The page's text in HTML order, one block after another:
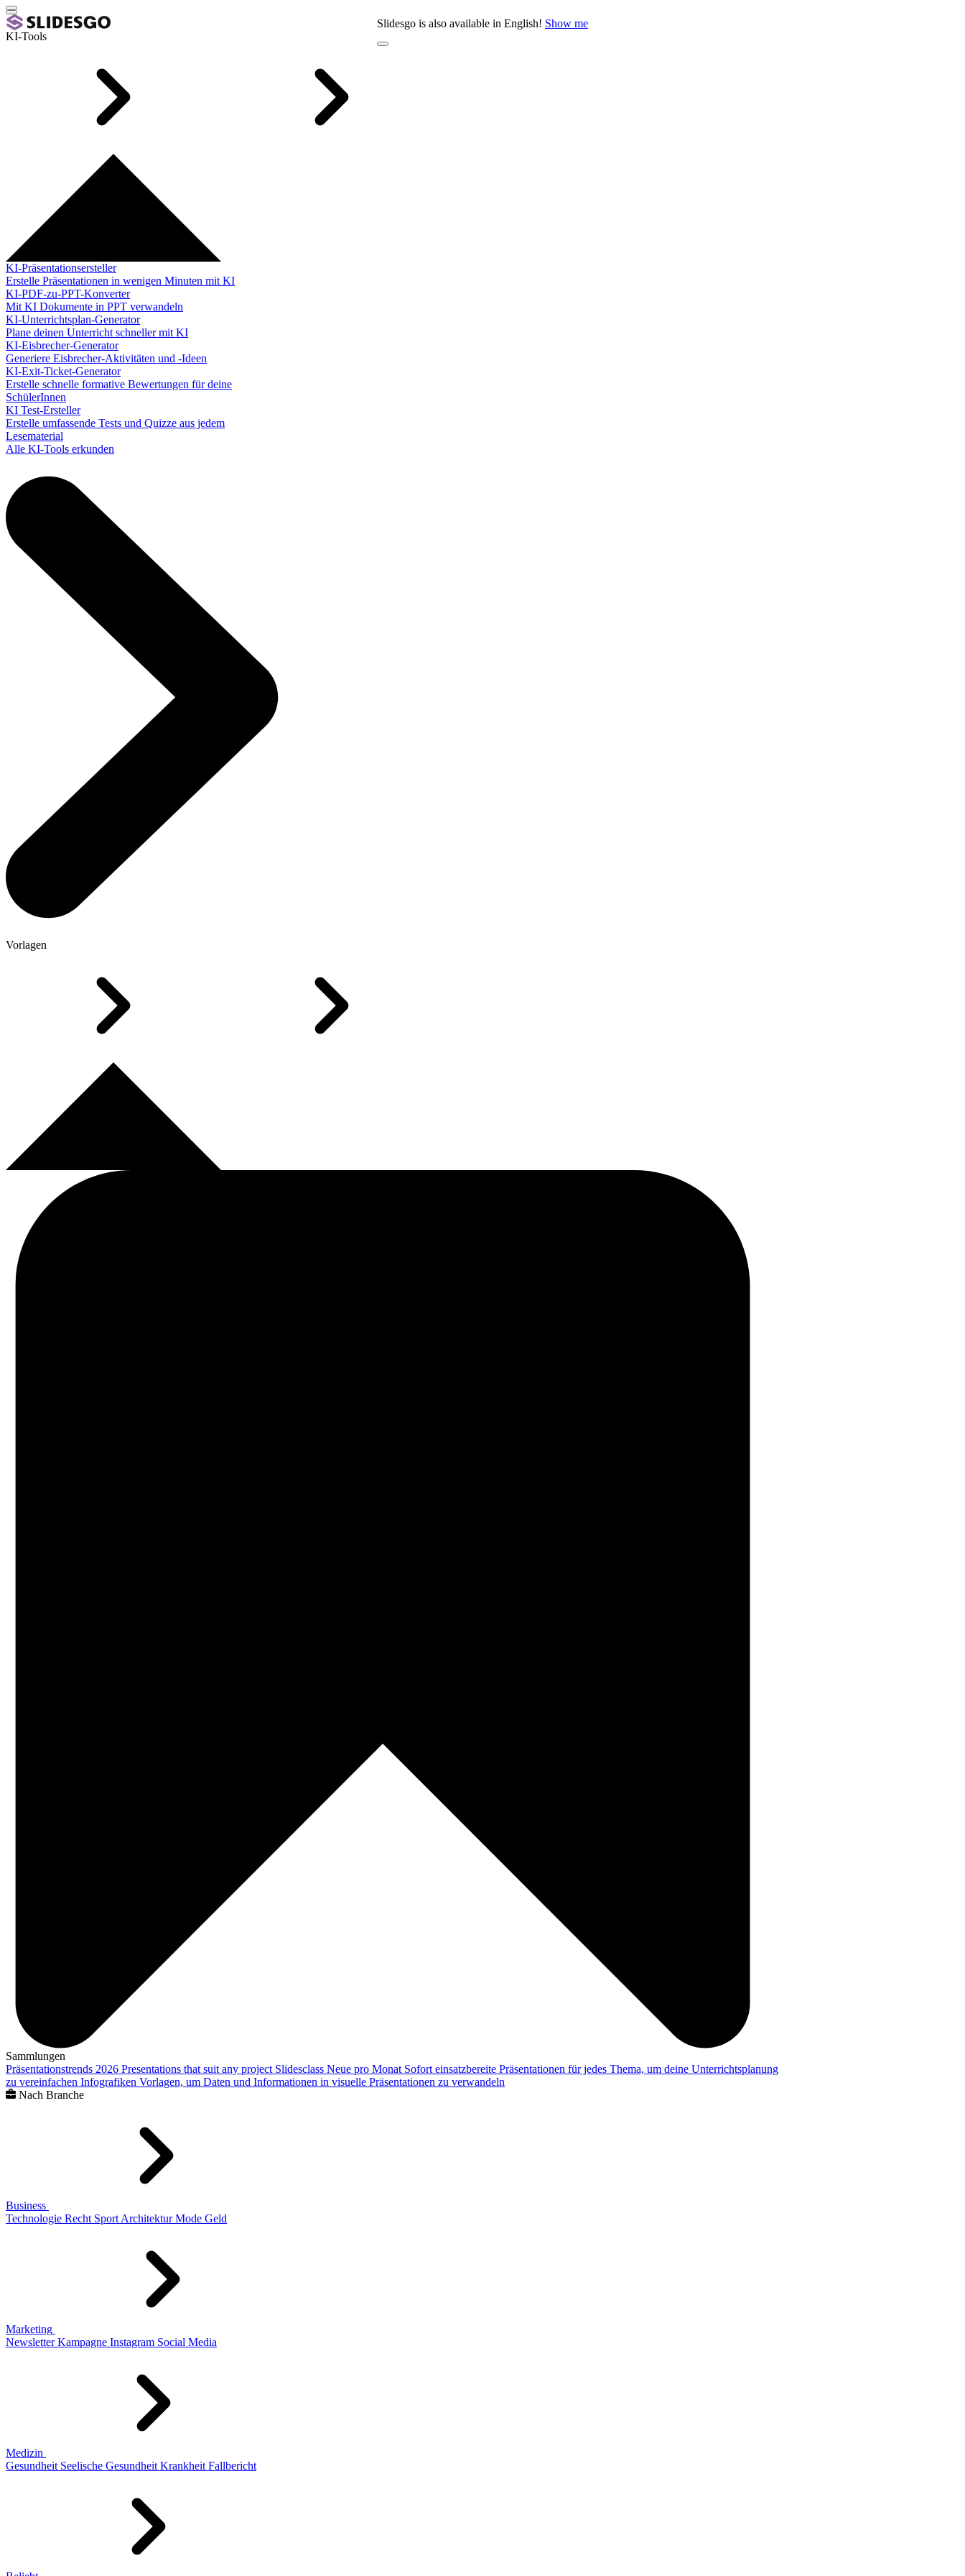
Slidesgo is also available in English! Show me
KI-Tools
KI-Präsentationsersteller
Erstelle Präsentationen in wenigen Minuten mit KI
KI-PDF-zu-PPT-Konverter
Mit KI Dokumente in PPT verwandeln
KI-Unterrichtsplan-Generator
Plane deinen Unterricht schneller mit KI
KI-Eisbrecher-Generator
Generiere Eisbrecher-Aktivitäten und -Ideen
KI-Exit-Ticket-Generator
Erstelle schnelle formative Bewertungen für deine
SchülerInnen
KI Test-Ersteller
Erstelle umfassende Tests und Quizze aus jedem
Lesematerial
Alle KI-Tools erkunden
Vorlagen
Sammlungen
Präsentationstrends 2026 Presentations that suit any project Slidesclass Neue pro Monat Sofort einsatzbereite Präsentationen für jedes Thema, um deine Unterrichtsplanung
zu vereinfachen Infografiken Vorlagen, um Daten und Informationen in visuelle Präsentationen zu verwandeln
Nach Branche
Business
Technologie Recht Sport Architektur Mode Geld
Marketing
Newsletter Kampagne Instagram Social Media
Medizin
Gesundheit Seelische Gesundheit Krankheit Fallbericht